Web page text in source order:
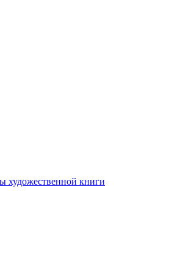
художественной книги